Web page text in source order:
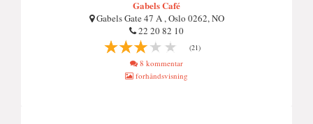
Gabels Café
Gabels Gate 47 A , Oslo 0262, NO
22 20 82 10
(21)
8 kommentar
forhåndsvisning